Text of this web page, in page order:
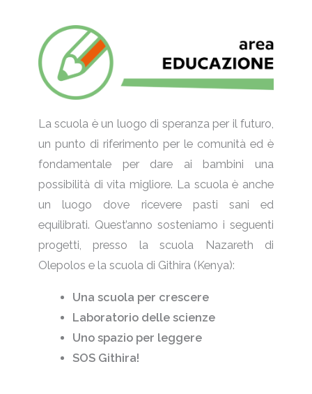
La scuola è un luogo di speranza per il futuro,
un punto di riferimento per le comunità ed è
fondamentale per dare ai bambini una
possibilità di vita migliore. La scuola è anche
un luogo dove ricevere pasti sani ed
equilibrati. Quest’anno sosteniamo i seguenti
progetti, presso la scuola Nazareth di
Olepolos e la scuola di Githira (Kenya):
Una scuola per crescere
Laboratorio delle scienze
Uno spazio per leggere
SOS Githira!